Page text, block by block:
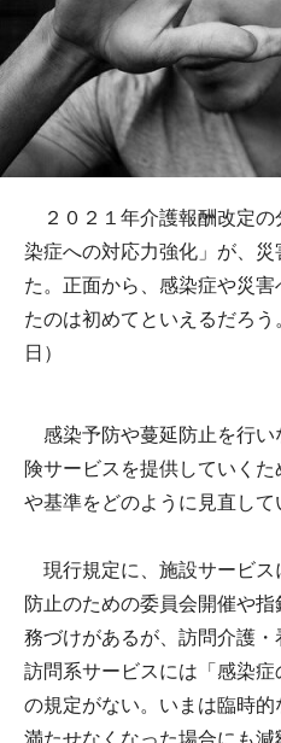
２０２１年介護報酬改定の
染症への対応力強化」が、
た。正面から、感染症や災
たのは初めてといえるだろ
日）
感染予防や蔓延防止を行い
険サービスを提供していく
や基準をどのように見直して
現行規定に、施設サービス
防止のための委員会開催や
務づけがあるが、訪問介護
訪問系サービスには「感染症
の規定がない。いまは臨時
満たせなくなった場合にも